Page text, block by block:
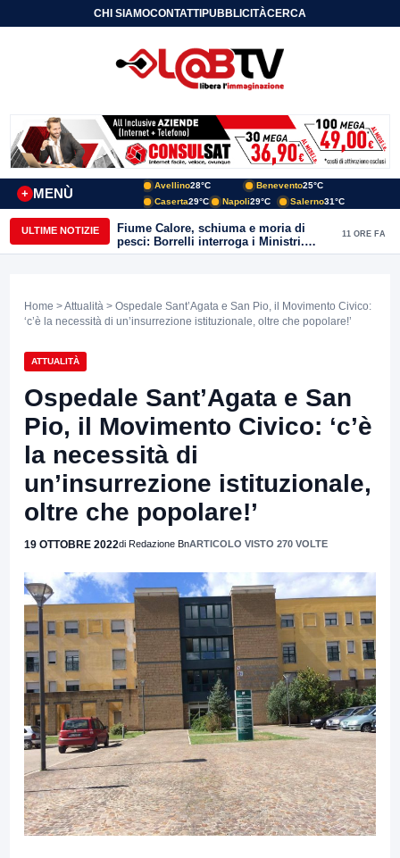
CHI SIAMOCONTATTIPUBBLICITÀCERCA
MENÙ
+
Avellino28°C Benevento25°C
Caserta29°C Napoli29°C Salerno31°C
ULTIME NOTIZIE
Fiume Calore, schiuma e moria di
pesci: Borrelli interroga i Ministri.
“Benevento paga l’assenza del
11 ORE FA
Home >Attualità > Ospedale Sant’Agata e San Pio, il Movimento Civico:
‘c’è la necessità di un’insurrezione istituzionale, oltre che popolare!’
ATTUALITÀ
Ospedale Sant’Agata e San
Pio, il Movimento Civico: ‘c’è
la necessità di
un’insurrezione istituzionale,
oltre che popolare!’
19 OTTOBRE 2022di Redazione BnARTICOLO VISTO 270 VOLTE